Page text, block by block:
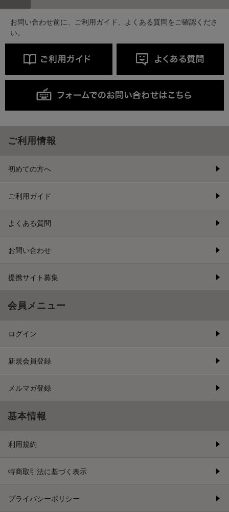
お問い合わせ前に、ご利用ガイド、よくある質問をご確認くださ
い。
ご利用情報
初めての方へ
ご利用ガイド
よくある質問
お問い合わせ
提携サイト募集
会員メニュー
ログイン
新規会員登録
メルマガ登録
基本情報
利用規約
特商取引法に基づく表示
プライバシーポリシー